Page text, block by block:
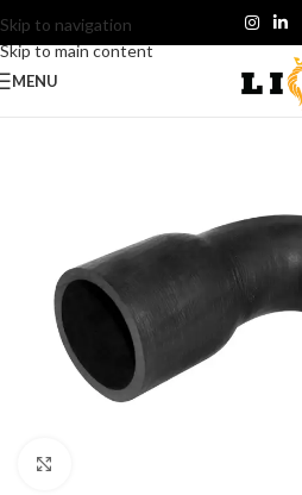
Skip to navigation
Skip to main content
MENU